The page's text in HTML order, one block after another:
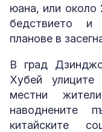
юана, или около
бедствието и
планове в
В град
Хубей
местни
наводнените
китайските